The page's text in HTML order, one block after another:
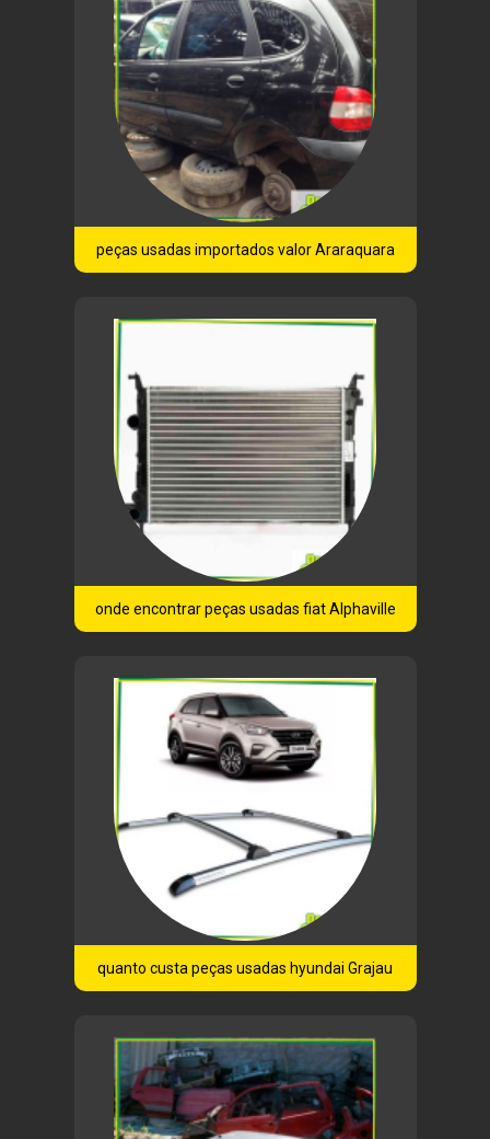
peças usadas importados valor Araraquara
onde encontrar peças usadas fiat Alphaville
quanto custa peças usadas hyundai Grajau